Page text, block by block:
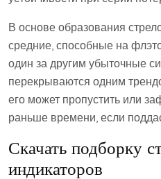
В основе образования
средние, способные на
один за другим убыточные
перекрываются одним
его может пропустить или
раньше времени, если
Скачать подборку
индикаторов